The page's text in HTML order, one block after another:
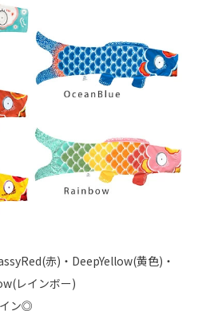
赤)・DeepYellow(黄色)・
レインボー)
ン◎